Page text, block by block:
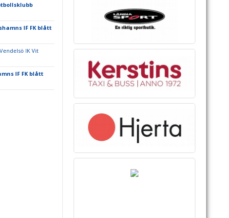
IF FK blått
IK Vit
IF FK blått